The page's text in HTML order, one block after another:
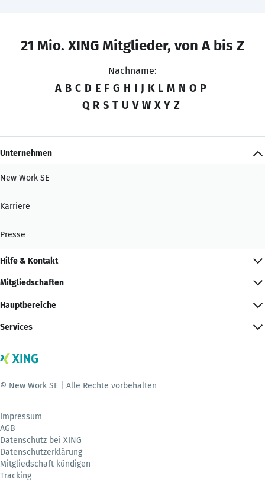
21 Mio. XING Mitglieder, von A bis Z
Nachname:
A B C D E F G H I J K L M N O P
Q R S T U V W X Y Z
Unternehmen
New Work SE
Karriere
Presse
Hilfe & Kontakt
Mitgliedschaften
Hauptbereiche
Services
© New Work SE | Alle Rechte vorbehalten
Impressum
AGB
Datenschutz bei XING
Datenschutzerklärung
Mitgliedschaft kündigen
Tracking